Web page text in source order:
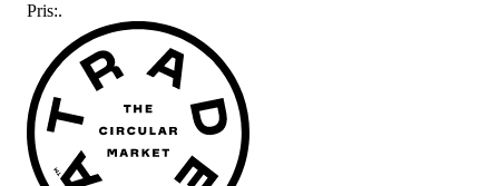
Pris:.